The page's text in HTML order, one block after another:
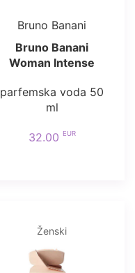
Bruno Banani
Bruno Banani
Woman Intense
parfemska voda 50
ml
32.00 EUR
Ženski